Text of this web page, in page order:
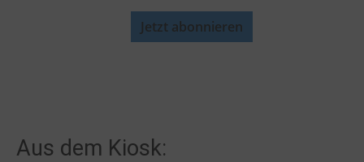
Jetzt abonnieren
Aus dem Kiosk: